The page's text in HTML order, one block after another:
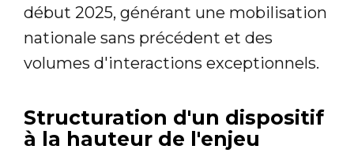
début 2025, générant une mobilisation
nationale sans précédent et des
volumes d'interactions exceptionnels.
Structuration d'un dispositif
à la hauteur de l'enjeu